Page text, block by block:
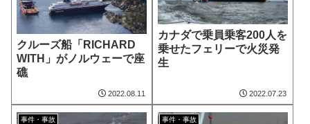
クルーズ船「RICHARD
WITH」がノルウェーで座
礁
2022.08.11
カナダで乗員乗客200人を
乗せたフェリーで火災発
生
2022.07.23
事件・事故 事件・事故